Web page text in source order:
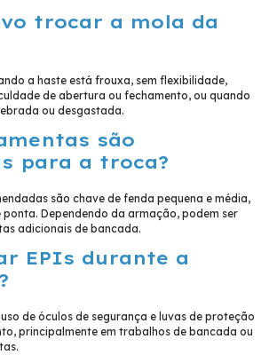
trocar a mola da
a haste está frouxa, sem flexibilidade,
de abertura ou fechamento, ou quando
ou desgastada.
são
para a troca?
são chave de fenda pequena e média,
Dependendo da armação, podem ser
adicionais de bancada.
EPIs durante a
de óculos de segurança e luvas de proteção
principalmente em trabalhos de bancada ou